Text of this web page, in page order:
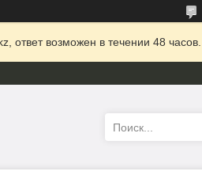
ответ возможен в течении 48 часов.